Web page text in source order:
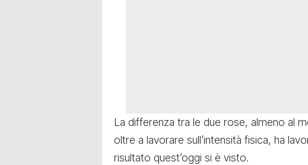
La differenza tra le due rose, almeno al
oltre a lavorare sull’intensità fisica, ha
risultato quest’oggi si è visto.